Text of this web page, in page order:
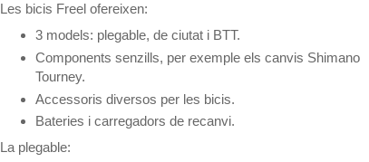
Les bicis Freel ofereixen:
3 models: plegable, de ciutat i BTT.
Components senzills, per exemple els canvis Shimano
Tourney.
Accessoris diversos per les bicis.
Bateries i carregadors de recanvi.
La plegable: